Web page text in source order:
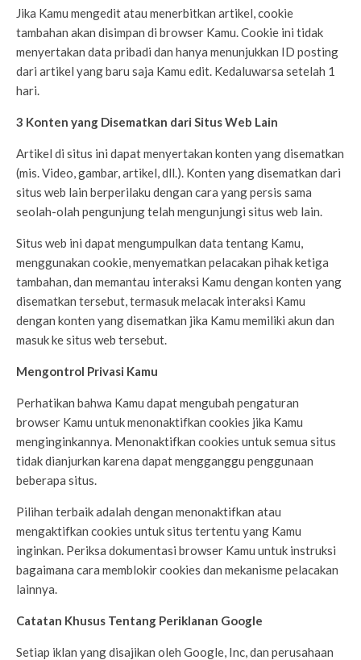
Jika Kamu mengedit atau menerbitkan artikel, cookie
tambahan akan disimpan di browser Kamu. Cookie ini tidak
menyertakan data pribadi dan hanya menunjukkan ID posting
dari artikel yang baru saja Kamu edit. Kedaluwarsa setelah 1
hari.
3 Konten yang Disematkan dari Situs Web Lain
Artikel di situs ini dapat menyertakan konten yang disematkan
(mis. Video, gambar, artikel, dll.). Konten yang disematkan dari
situs web lain berperilaku dengan cara yang persis sama
seolah-olah pengunjung telah mengunjungi situs web lain.
Situs web ini dapat mengumpulkan data tentang Kamu,
menggunakan cookie, menyematkan pelacakan pihak ketiga
tambahan, dan memantau interaksi Kamu dengan konten yang
disematkan tersebut, termasuk melacak interaksi Kamu
dengan konten yang disematkan jika Kamu memiliki akun dan
masuk ke situs web tersebut.
Mengontrol Privasi Kamu
Perhatikan bahwa Kamu dapat mengubah pengaturan
browser Kamu untuk menonaktifkan cookies jika Kamu
menginginkannya. Menonaktifkan cookies untuk semua situs
tidak dianjurkan karena dapat mengganggu penggunaan
beberapa situs.
Pilihan terbaik adalah dengan menonaktifkan atau
mengaktifkan cookies untuk situs tertentu yang Kamu
inginkan. Periksa dokumentasi browser Kamu untuk instruksi
bagaimana cara memblokir cookies dan mekanisme pelacakan
lainnya.
Catatan Khusus Tentang Periklanan Google
Setiap iklan yang disajikan oleh Google, Inc, dan perusahaan